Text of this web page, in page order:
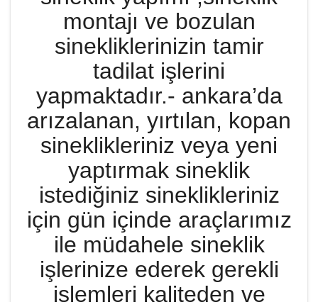
montajı ve bozulan
sinekliklerinizin tamir
tadilat işlerini
yapmaktadır.- ankara’da
arızalanan, yırtılan, kopan
sineklikleriniz veya yeni
yaptırmak sineklik
istediğiniz sineklikleriniz
için gün içinde araçlarımız
ile müdahele sineklik
işlerinize ederek gerekli
işlemleri kaliteden ve